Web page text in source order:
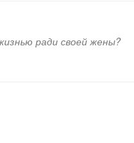
ради своей жены?